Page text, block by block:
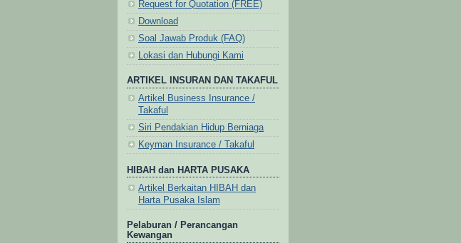
Request for Quotation (FREE)
Download
Soal Jawab Produk (FAQ)
Lokasi dan Hubungi Kami
ARTIKEL INSURAN DAN TAKAFUL
Artikel Business Insurance /
Takaful
Siri Pendakian Hidup Berniaga
Keyman Insurance / Takaful
HIBAH dan HARTA PUSAKA
Artikel Berkaitan HIBAH dan
Harta Pusaka Islam
Pelaburan / Perancangan
Kewangan